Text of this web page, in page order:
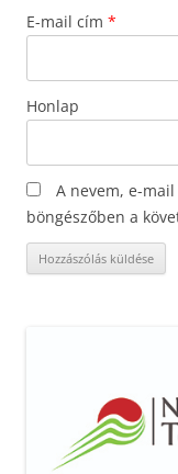
E-mail cím *
Honlap
A nevem, e-
böngészőben a